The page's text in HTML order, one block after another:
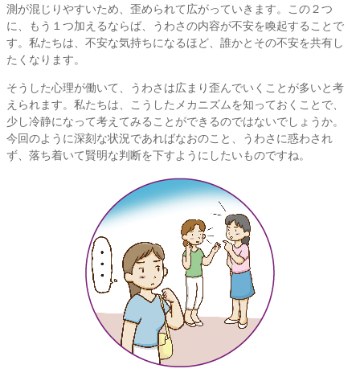
測が混じりやすいため、歪められて広がっていきます。この２つ
に、もう１つ加えるならば、うわさの内容が不安を喚起することで
す。私たちは、不安な気持ちになるほど、誰かとその不安を共有し
たくなります。
そうした心理が働いて、うわさは広まり歪んでいくことが多いと考
えられます。私たちは、こうしたメカニズムを知っておくことで、
少し冷静になって考えてみることができるのではないでしょうか。
今回のように深刻な状況であればなおのこと、うわさに惑わされ
ず、落ち着いて賢明な判断を下すようにしたいものですね。